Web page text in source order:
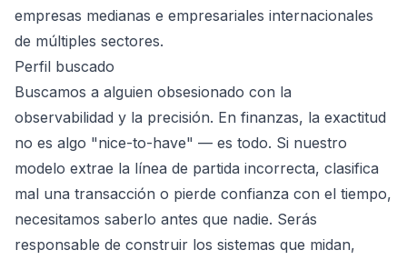
empresas medianas e empresariales internacionales
de múltiples sectores.
Perfil buscado
Buscamos a alguien obsesionado con la
observabilidad y la precisión. En finanzas, la exactitud
no es algo "nice-to-have" — es todo. Si nuestro
modelo extrae la línea de partida incorrecta, clasifica
mal una transacción o pierde confianza con el tiempo,
necesitamos saberlo antes que nadie. Serás
responsable de construir los sistemas que midan,